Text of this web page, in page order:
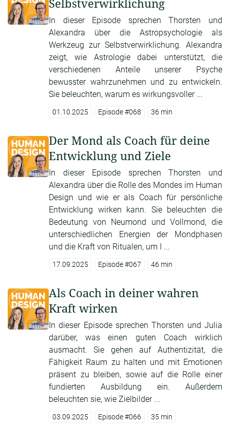
Selbstverwirklichung
In dieser Episode sprechen Thorsten und
Alexandra über die Astropsychologie als
Werkzeug zur Selbstverwirklichung. Alexandra
zeigt, wie Astrologie dabei unterstützt, die
verschiedenen Anteile unserer Psyche
bewusster wahrzunehmen und zu entwickeln.
Sie beleuchten, warum es wirkungsvoller ...
01.10.2025 Episode #068 36 min
Der Mond als Coach für deine
Entwicklung und Ziele
In dieser Episode sprechen Thorsten und
Alexandra über die Rolle des Mondes im Human
Design und wie er als Coach für persönliche
Entwicklung wirken kann. Sie beleuchten die
Bedeutung von Neumond und Vollmond, die
unterschiedlichen Energien der Mondphasen
und die Kraft von Ritualen, um I ...
17.09.2025 Episode #067 46 min
Als Coach in deiner wahren
Kraft wirken
In dieser Episode sprechen Thorsten und Julia
darüber, was einen guten Coach wirklich
ausmacht. Sie gehen auf Authentizität, die
Fähigkeit Raum zu halten und mit Emotionen
präsent zu bleiben, sowie auf die Rolle einer
fundierten Ausbildung ein. Außerdem
beleuchten sie, wie Zielbilder ...
03.09.2025 Episode #066 35 min